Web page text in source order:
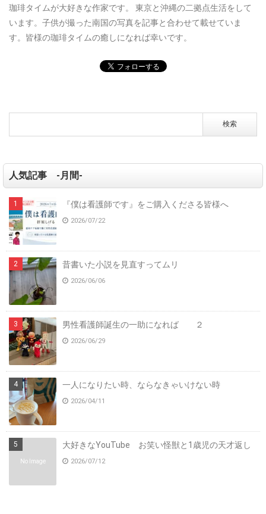
珈琲タイムが大好きな作家です。
東京と沖縄の二拠点生活をして
います。子供が撮った南国の写真を記事と合わせて載せていま
す。皆様の珈琲タイムの癒しになれば幸いです。
人気記事 -月間-
『僕は看護師です』をご購入くださる皆様へ
2026/07/22
昔書いた小説を見直すってムリ
2026/06/06
男性看護師誕生の一助になれば ２
2026/06/29
一人になりたい時、ならなきゃいけない時
2026/04/11
No Image
大好きなYouTube お笑い怪獣と1歳児の天才返し
2026/07/12